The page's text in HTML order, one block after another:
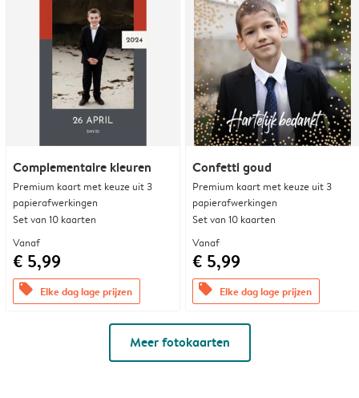
Complementaire kleuren
Premium kaart met keuze uit 3
papierafwerkingen
Set van 10 kaarten
Vanaf
€ 5,99
offers Elke dag lage prijzen
Confetti goud
Premium kaart met keuze uit 3
papierafwerkingen
Set van 10 kaarten
Vanaf
€ 5,99
offers Elke dag lage prijzen
Meer fotokaarten